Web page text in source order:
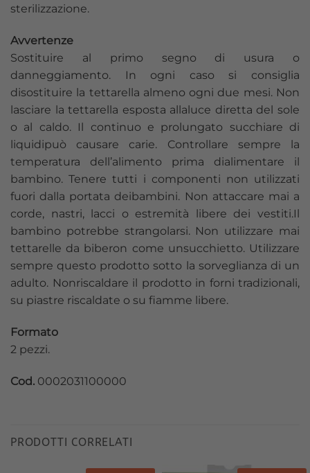
sterilizzazione.
Avvertenze
Sostituire al primo segno di usura o
danneggiamento. In ogni caso si consiglia
disostituire la tettarella almeno ogni due mesi. Non
lasciare la tettarella esposta allaluce diretta del sole
o al caldo. Il continuo e prolungato succhiare di
liquidipuò causare carie. Controllare sempre la
temperatura dell’alimento prima dialimentare il
bambino. Tenere tutti i componenti non utilizzati
fuori dalla portata deibambini. Non attaccare mai a
corde, nastri, lacci o estremità libere dei vestiti.Il
bambino potrebbe strangolarsi. Non utilizzare mai
tettarelle da biberon come unsucchietto. Utilizzare
sempre questo prodotto sotto la sorveglianza di un
adulto. Nonriscaldare il prodotto in forni tradizionali,
su piastre riscaldate o su fiamme libere.
Formato
2 pezzi.
Cod. 0002031100000
PRODOTTI CORRELATI